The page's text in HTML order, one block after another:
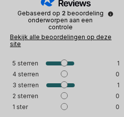
Gebaseerd op 2 beoordeling
onderworpen aan een
controle
Bekijk alle beoordelingen op deze
site
5 sterren
1
4 sterren
0
3 sterren
1
2 sterren
0
1 ster 0